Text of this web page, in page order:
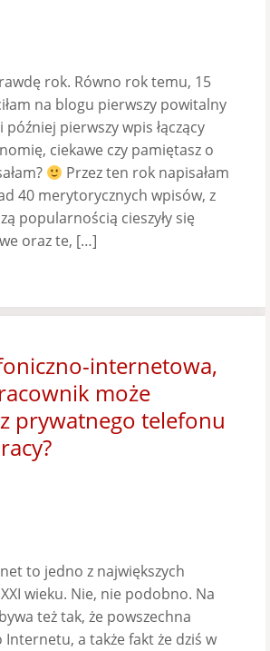
rok. Równo rok temu, 15
na blogu pierwszy powitalny
pierwszy wpis łączący
ciekawe czy pamiętasz o
Przez ten rok napisałam
40 merytorycznych wpisów, z
popularnością cieszyły się
oraz te, […]
internetowa,
może
prywatnego telefonu
to jedno z największych
wieku. Nie, nie podobno. Na
też tak, że powszechna
a także fakt że dziś w